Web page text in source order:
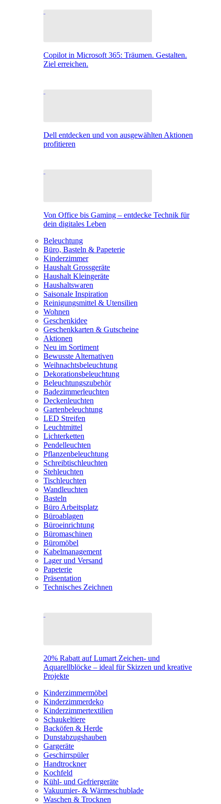
Copilot in Microsoft 365: Träumen. Gestalten.
Ziel erreichen.
Dell entdecken und von ausgewählten Aktionen
profitieren
Von Office bis Gaming – entdecke Technik für
dein digitales Leben
Beleuchtung
Büro, Basteln & Papeterie
Kinderzimmer
Haushalt Grossgeräte
Haushalt Kleingeräte
Haushaltswaren
Saisonale Inspiration
Reinigungsmittel & Utensilien
Wohnen
Geschenkidee
Geschenkkarten & Gutscheine
Aktionen
Neu im Sortiment
Bewusste Alternativen
Weihnachtsbeleuchtung
Dekorationsbeleuchtung
Beleuchtungszubehör
Badezimmerleuchten
Deckenleuchten
Gartenbeleuchtung
LED Streifen
Leuchtmittel
Lichterketten
Pendelleuchten
Pflanzenbeleuchtung
Schreibtischleuchten
Stehleuchten
Tischleuchten
Wandleuchten
Basteln
Büro Arbeitsplatz
Büroablagen
Büroeinrichtung
Büromaschinen
Büromöbel
Kabelmanagement
Lager und Versand
Papeterie
Präsentation
Technisches Zeichnen
20% Rabatt auf Lumart Zeichen- und
Aquarellblöcke – ideal für Skizzen und kreative
Projekte
Kinderzimmermöbel
Kinderzimmerdeko
Kinderzimmertextilien
Schaukeltiere
Backöfen & Herde
Dunstabzugshauben
Gargeräte
Geschirrspüler
Handtrockner
Kochfeld
Kühl- und Gefriergeräte
Vakuumier- & Wärmeschublade
Waschen & Trocknen